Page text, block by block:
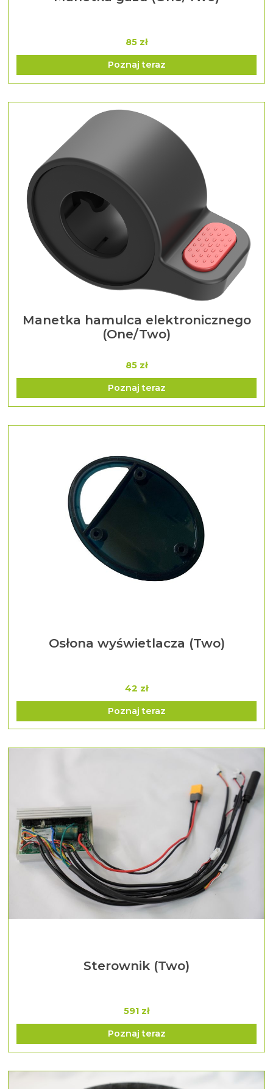
85 zł
Poznaj teraz
Manetka hamulca elektronicznego
(One/Two)
85 zł
Poznaj teraz
Osłona wyświetlacza (Two)
42 zł
Poznaj teraz
Sterownik (Two)
591 zł
Poznaj teraz